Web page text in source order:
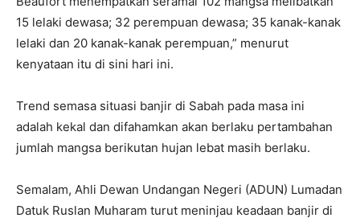
15 lelaki dewasa; 32 perempuan dewasa; 35 kanak-kanak
lelaki dan 20 kanak-kanak perempuan,” menurut
kenyataan itu di sini hari ini.
Trend semasa situasi banjir di Sabah pada masa ini
adalah kekal dan difahamkan akan berlaku pertambahan
jumlah mangsa berikutan hujan lebat masih berlaku.
Semalam, Ahli Dewan Undangan Negeri (ADUN) Lumadan
Datuk Ruslan Muharam turut meninjau keadaan banjir di